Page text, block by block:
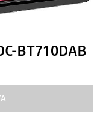
BT710DAB